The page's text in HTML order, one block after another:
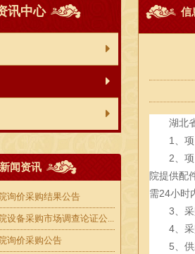
讯中心
新闻资讯
询价采购结果公告
设备采购市场调查论证公...
询价采购公告
信
湖北
1、
2、
院提供配
需24小时
3、
4、
5、